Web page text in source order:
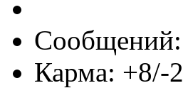
Сообщений:
Карма: +8/-2